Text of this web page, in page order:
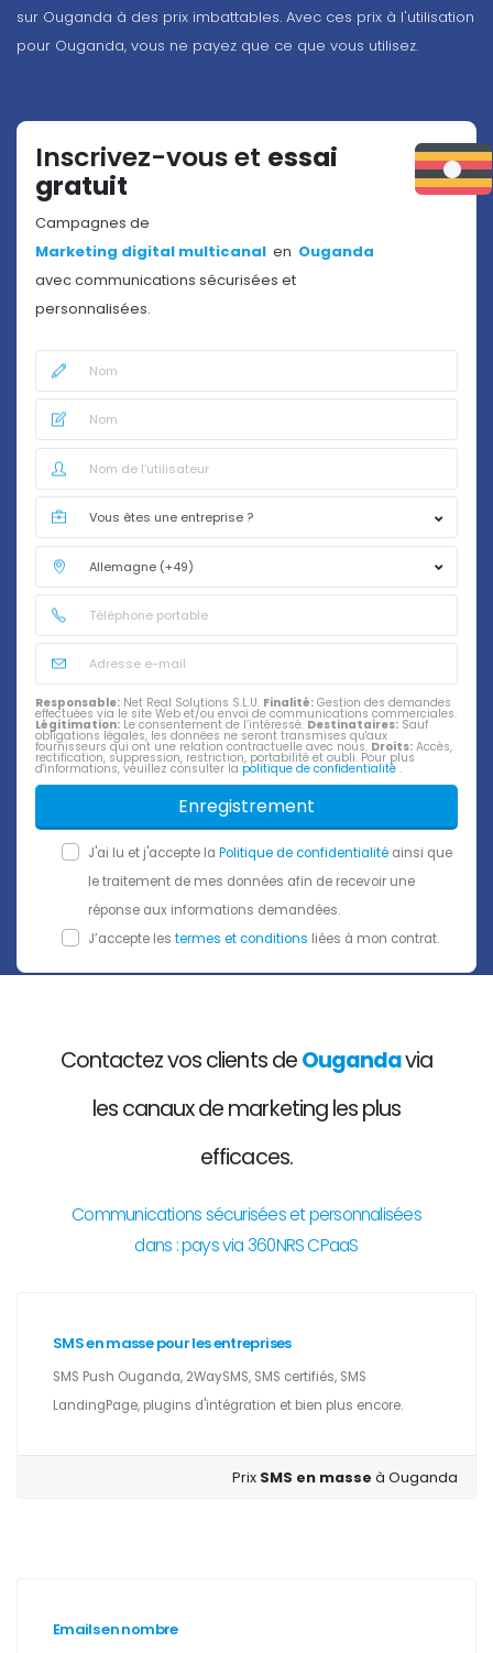
sur Ouganda à des prix imbattables. Avec ces prix à l'utilisation
pour Ouganda, vous ne payez que ce que vous utilisez.
Inscrivez-vous et essai
gratuit
Campagnes de
Marketing digital multicanal en Ouganda
avec communications sécurisées et
personnalisées.
Responsable: Net Real Solutions S.L.U. Finalité: Gestion des demandes
effectuées via le site Web et/ou envoi de communications commerciales.
Légitimation: Le consentement de l’intéressé. Destinataires: Sauf
obligations légales, les données ne seront transmises qu'aux
fournisseurs qui ont une relation contractuelle avec nous. Droits: Accès,
rectification, suppression, restriction, portabilité et oubli. Pour plus
d'informations, veuillez consulter la politique de confidentialité .
Enregistrement
J'ai lu et j'accepte la Politique de confidentialité ainsi que
le traitement de mes données afin de recevoir une
réponse aux informations demandées.
J’accepte les termes et conditions liées à mon contrat.
Contactez vos clients deOugandavia
les canaux de marketing les plus
efficaces.
Communications sécurisées et personnalisées
dans : pays via 360NRS CPaaS
SMS en masse pour les entreprises
SMS Push Ouganda, 2WaySMS, SMS certifiés, SMS
LandingPage, plugins d'intégration et bien plus encore.
Prix SMS en masseà Ouganda
Emails en nombre